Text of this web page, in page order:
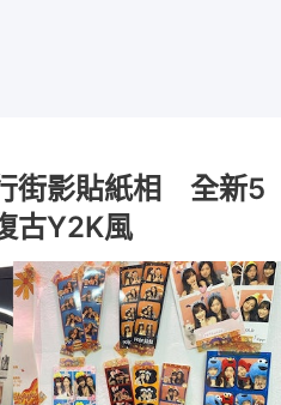
街影貼紙相 全新5
古Y2K風